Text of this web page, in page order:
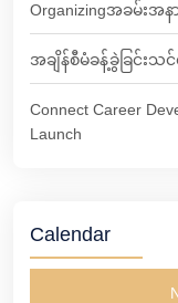
Organizingအခမ်းအနာ
အချိန်စီမံခန့်ခွဲခြင်းသ
Connect Career
Launch
Calendar